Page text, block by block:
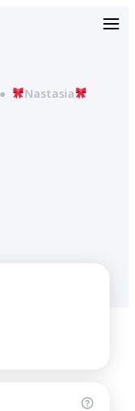
● Nastasia